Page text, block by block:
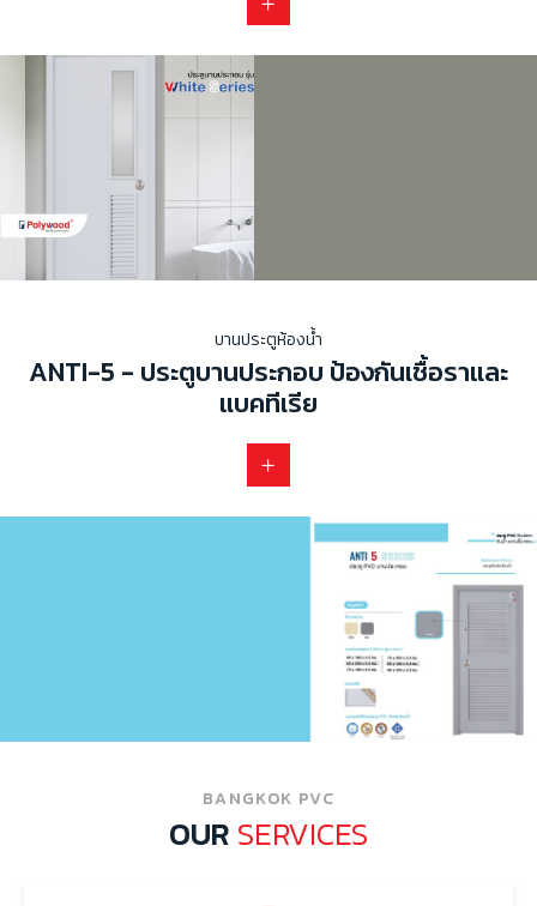
บานประตูห้องน้ำ
ANTI-5 - ประตูบานประกอบ ป้องกันเชื้อราและ
แบคทีเรีย
BANGKOK PVC
OUR SERVICES